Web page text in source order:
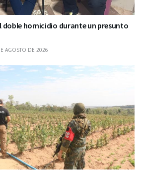
doble homicidio durante un presunto
AGOSTO DE 2026